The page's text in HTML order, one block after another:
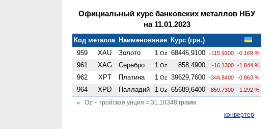
Официальный курс банковских металлов НБУ
на 11.01.2023
Код металла Наименование Курс (грн.)
959
XAU Золото 1 Oz 68446,9100 -115.9200 -0.169 %
961 XAG Серебро 1 Oz 858,4900 -16.1300 -1.844 %
962 XPT Платина 1 Oz 39629,7600 -344.8400 -0.863 %
964 XPD Палладий 1 Oz 65689,6400 -859.7300 -1.292 %
Oz – тройская унция = 31.10348 грамм
конвертер